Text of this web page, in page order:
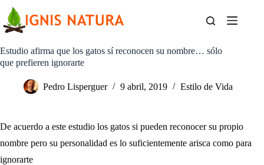
contenido
Estudio afirma que los gatos sí reconocen su nombre… sólo
que prefieren ignorarte
Pedro Lisperguer 9 abril, 2019 Estilo de Vida
De acuerdo a este estudio los gatos si pueden reconocer su propio
nombre pero su personalidad es lo suficientemente arisca como para
ignorarte